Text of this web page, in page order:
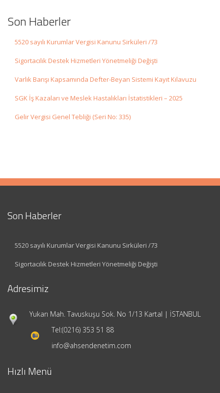
Son Haberler
5520 sayılı Kurumlar Vergisi Kanunu Sirküleri /73
Sigortacılık Destek Hizmetleri Yönetmeliği Değişti
Varlık Barışı Kapsamında Defter-Beyan Sistemi Kayıt Kılavuzu
SGK İş Kazaları ve Meslek Hastalıkları İstatistikleri – 2025
Gelir Vergisi Genel Tebliği (Seri No: 335)
Son Haberler
5520 sayılı Kurumlar Vergisi Kanunu Sirküleri /73
Sigortacılık Destek Hizmetleri Yönetmeliği Değişti
Adresimiz
Yukarı Mah. Tavuskuşu Sok. No 1/13 Kartal | İSTANBUL
Tel:(0216) 353 51 88
info@ahsendenetim.com
Hızlı Menü